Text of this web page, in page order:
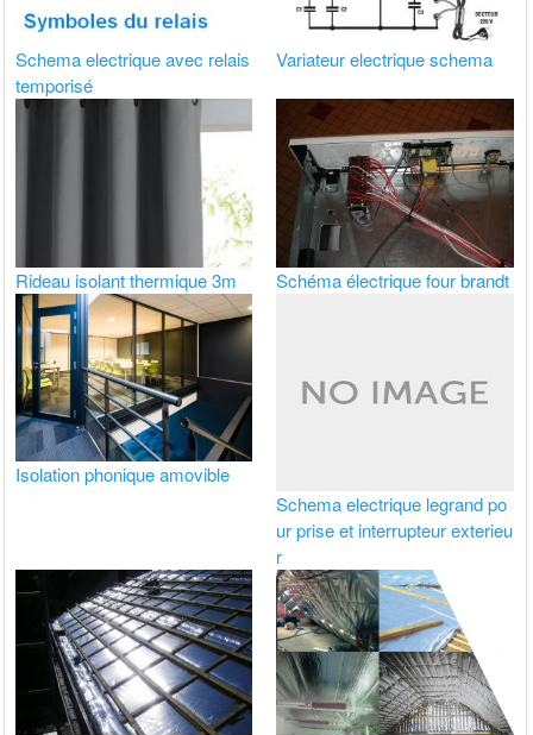
Schema electrique avec relais
temporisé
Variateur electrique schema
Rideau isolant thermique 3m Schéma électrique four brandt
Isolation phonique amovible
Schema electrique legrand po
ur prise et interrupteur exterieu
r